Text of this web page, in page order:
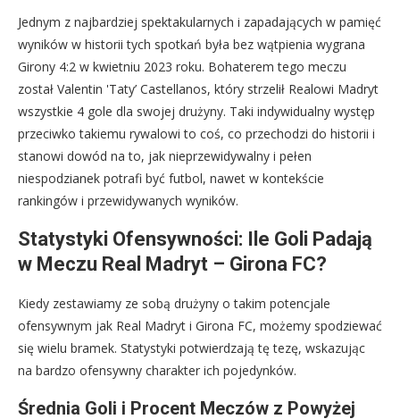
Jednym z najbardziej spektakularnych i zapadających w pamięć
wyników w historii tych spotkań była bez wątpienia wygrana
Girony 4:2 w kwietniu 2023 roku. Bohaterem tego meczu
został Valentin 'Taty’ Castellanos, który strzelił Realowi Madryt
wszystkie 4 gole dla swojej drużyny. Taki indywidualny występ
przeciwko takiemu rywalowi to coś, co przechodzi do historii i
stanowi dowód na to, jak nieprzewidywalny i pełen
niespodzianek potrafi być futbol, nawet w kontekście
rankingów i przewidywanych wyników.
Statystyki Ofensywności: Ile Goli Padają
w Meczu Real Madryt – Girona FC?
Kiedy zestawiamy ze sobą drużyny o takim potencjale
ofensywnym jak Real Madryt i Girona FC, możemy spodziewać
się wielu bramek. Statystyki potwierdzają tę tezę, wskazując
na bardzo ofensywny charakter ich pojedynków.
Średnia Goli i Procent Meczów z Powyżej